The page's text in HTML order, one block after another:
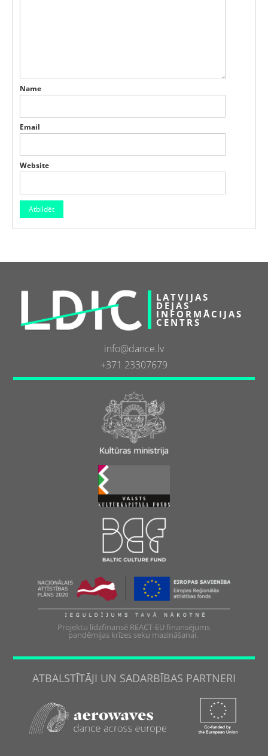
Name
Email
Website
LATVIJAS
DEJAS
INFORMĀCIJAS
CENTRS
info@dance.lv
+371 23307679
Projektu līdzfinansē REACT-EU finansējums
pandēmijas krīzes seku mazināšanai.
ATBALSTĪTĀJI UN SADARBĪBAS PARTNERI